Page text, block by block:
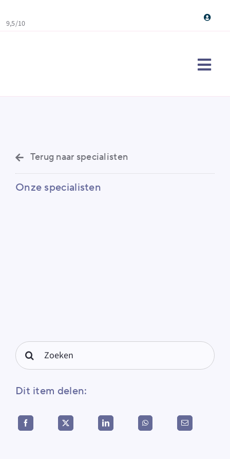
to9,5/10
Terug naar specialisten
Onze specialisten
Search
for:
Dit item delen: